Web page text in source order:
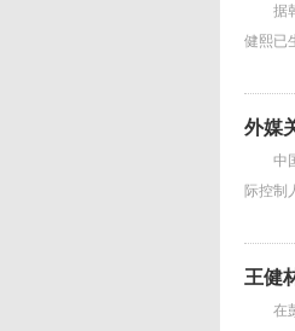
据韩
健熙已
外媒
中国
际控
王健
在彭